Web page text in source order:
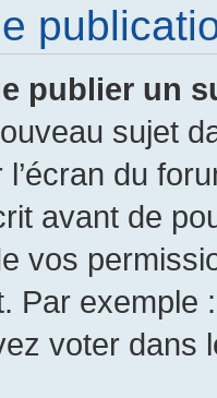
publier un
sujet
du
avant de
vos
Par exemple
voter dans